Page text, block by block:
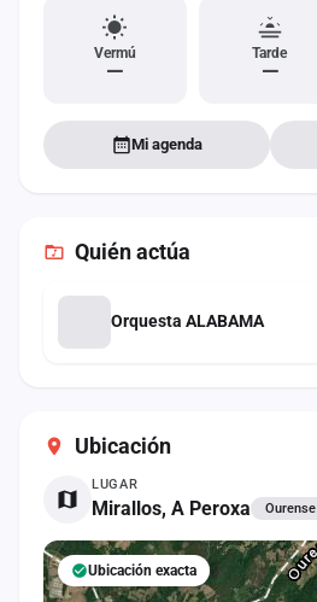
Ubicación
LUGAR
Mirallos, A Peroxa Ourense
Ubicación exacta
Vermú
—
Tarde
—
Mi agenda
Quién actúa
Orquesta ALABAMA